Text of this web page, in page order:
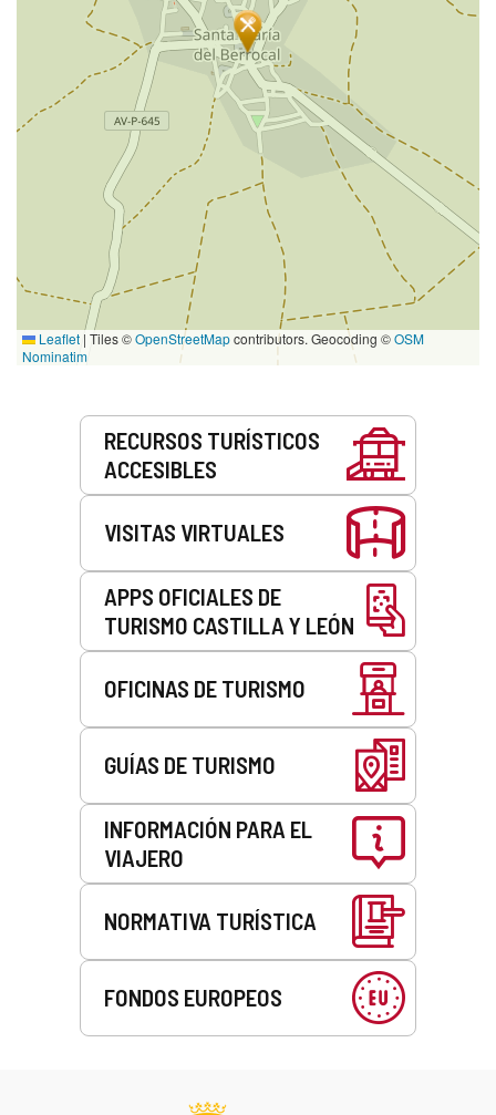
Leaflet | Tiles ©OpenStreetMapcontributors. Geocoding ©OSM
Nominatim
RECURSOS TURÍSTICOS
ACCESIBLES
VISITAS VIRTUALES
APPS OFICIALES DE
TURISMO CASTILLA Y LEÓN
OFICINAS DE TURISMO
GUÍAS DE TURISMO
INFORMACIÓN PARA EL
VIAJERO
NORMATIVA TURÍSTICA
FONDOS EUROPEOS